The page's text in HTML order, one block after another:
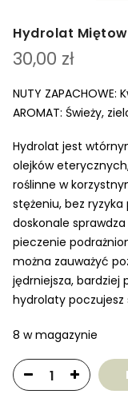
Hydrolat
30,00 zł
NUTY ZAPACHOWE:
AROMAT: Świeży,
Hydrolat jest
olejków
roślinne w
stężeniu, bez
doskonale sprawdza
pieczenie
można zauważyć
jędrniejsza, bardziej
hydrolaty poczujesz
8 w magazynie